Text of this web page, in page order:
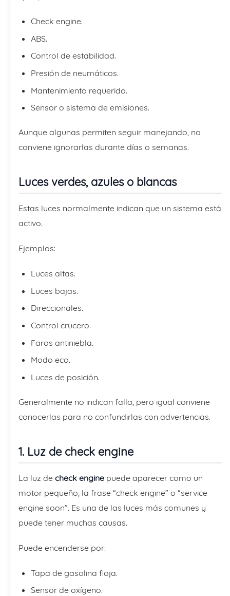
Check engine.
ABS.
Control de estabilidad.
Presión de neumáticos.
Mantenimiento requerido.
Sensor o sistema de emisiones.
Aunque algunas permiten seguir manejando, no
conviene ignorarlas durante días o semanas.
Luces verdes, azules o blancas
Estas luces normalmente indican que un sistema está
activo.
Ejemplos:
Luces altas.
Luces bajas.
Direccionales.
Control crucero.
Faros antiniebla.
Modo eco.
Luces de posición.
Generalmente no indican falla, pero igual conviene
conocerlas para no confundirlas con advertencias.
1. Luz de check engine
La luz de check engine puede aparecer como un
motor pequeño, la frase “check engine” o “service
engine soon”. Es una de las luces más comunes y
puede tener muchas causas.
Puede encenderse por:
Tapa de gasolina floja.
Sensor de oxígeno.